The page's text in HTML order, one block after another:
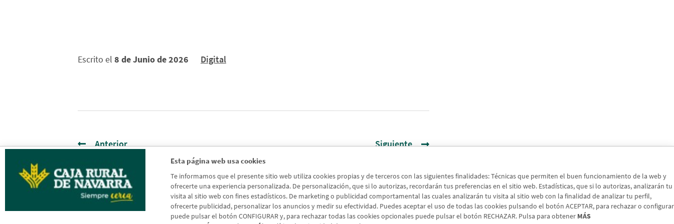
Esta página web usa cookies
Te informamos que el presente sitio web utiliza cookies propias y de terceros con las siguientes finalidades: Técnicas que permiten el buen funcionamiento de la web y
ofrecerte una experiencia personalizada. De personalización, que si lo autorizas, recordarán tus preferencias en el sitio web. Estadísticas, que si lo autorizas, analizarán tu
visita al sitio web con fines estadísticos. De marketing o publicidad comportamental las cuales analizarán tu visita al sitio web con la finalidad de analizar tu perfil,
ofrecerte publicidad, personalizar los anuncios y medir su efectividad. Puedes aceptar el uso de todas las cookies pulsando el botón ACEPTAR, para rechazar o configurar
puede pulsar el botón CONFIGURAR y, para rechazar todas las cookies opcionales puede pulsar el botón RECHAZAR. Pulsa para obtener MÁS
Escrito el 8 de Junio de 2026 Digital
Anterior Siguiente